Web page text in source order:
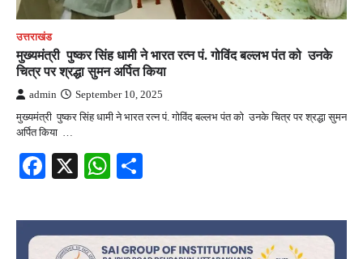
उत्तराखंड
मुख्यमंत्री पुष्कर सिंह धामी ने भारत रत्न पं. गोविंद बल्लभ पंत को उनके
चित्र पर श्रद्धा सुमन अर्पित किया
admin September 10, 2025
मुख्यमंत्री पुष्कर सिंह धामी ने भारत रत्न पं. गोविंद बल्लभ पंत को उनके चित्र पर श्रद्धा सुमन
अर्पित किया …
Facebook
X WhatsApp